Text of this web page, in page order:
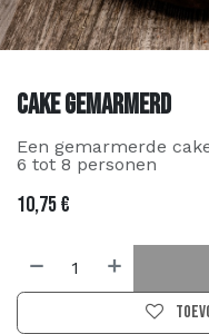
Cake Gemarmerd
Een gemarmerde
6 tot 8 personen
10,75€